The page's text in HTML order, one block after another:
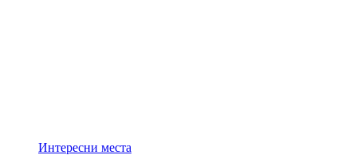
Интересни места